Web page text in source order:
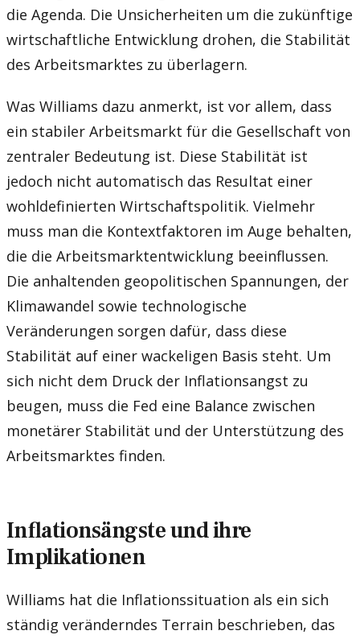
die Agenda. Die Unsicherheiten um die zukünftige
wirtschaftliche Entwicklung drohen, die Stabilität
des Arbeitsmarktes zu überlagern.
Was Williams dazu anmerkt, ist vor allem, dass
ein stabiler Arbeitsmarkt für die Gesellschaft von
zentraler Bedeutung ist. Diese Stabilität ist
jedoch nicht automatisch das Resultat einer
wohldefinierten Wirtschaftspolitik. Vielmehr
muss man die Kontextfaktoren im Auge behalten,
die die Arbeitsmarktentwicklung beeinflussen.
Die anhaltenden geopolitischen Spannungen, der
Klimawandel sowie technologische
Veränderungen sorgen dafür, dass diese
Stabilität auf einer wackeligen Basis steht. Um
sich nicht dem Druck der Inflationsangst zu
beugen, muss die Fed eine Balance zwischen
monetärer Stabilität und der Unterstützung des
Arbeitsmarktes finden.
Inflationsängste und ihre
Implikationen
Williams hat die Inflationssituation als ein sich
ständig veränderndes Terrain beschrieben, das